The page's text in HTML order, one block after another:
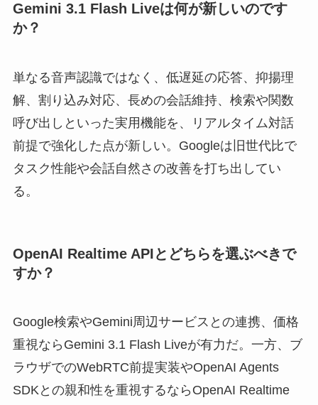
Gemini 3.1 Flash Liveは何が新しいのです
か？
単なる音声認識ではなく、低遅延の応答、抑揚理
解、割り込み対応、長めの会話維持、検索や関数
呼び出しといった実用機能を、リアルタイム対話
前提で強化した点が新しい。Googleは旧世代比で
タスク性能や会話自然さの改善を打ち出してい
る。
OpenAI Realtime APIとどちらを選ぶべきで
すか？
Google検索やGemini周辺サービスとの連携、価格
重視ならGemini 3.1 Flash Liveが有力だ。一方、ブ
ラウザでのWebRTC前提実装やOpenAI Agents
SDKとの親和性を重視するならOpenAI Realtime